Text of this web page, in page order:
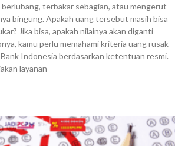
terbakar sebagian, atau mengerut
bingung. Apakah uang tersebut masih bisa
Jika bisa, apakah nilainya akan diganti
kamu perlu memahami kriteria uang rusak
Indonesia berdasarkan ketentuan resmi.
layanan